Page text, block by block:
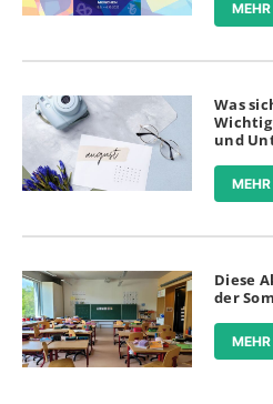
Was
und
Diese
der